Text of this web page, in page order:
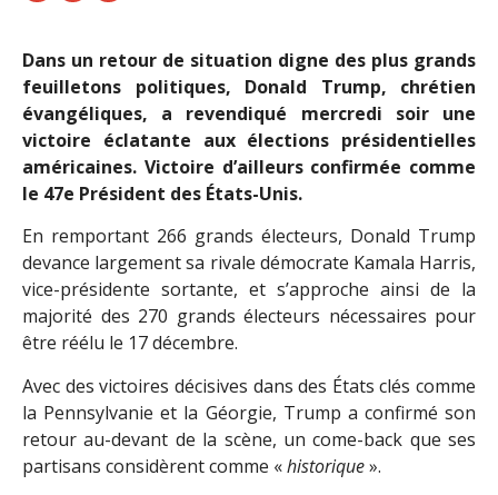
Dans un retour de situation digne des plus grands
feuilletons politiques, Donald Trump, chrétien
évangéliques, a revendiqué mercredi soir une
victoire éclatante aux élections présidentielles
américaines. Victoire d’ailleurs confirmée comme
le 47e Président des États-Unis.
En remportant 266 grands électeurs, Donald Trump
devance largement sa rivale démocrate Kamala Harris,
vice-présidente sortante, et s’approche ainsi de la
majorité des 270 grands électeurs nécessaires pour
être réélu le 17 décembre.
Avec des victoires décisives dans des États clés comme
la Pennsylvanie et la Géorgie, Trump a confirmé son
retour au-devant de la scène, un come-back que ses
partisans considèrent comme «historique».